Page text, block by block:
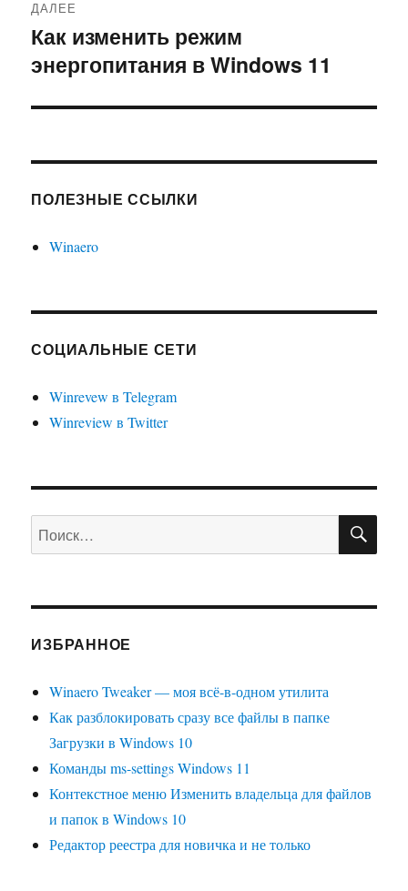
ДАЛЕЕ
Следующая
запись:
Как изменить режим
энергопитания в Windows 11
ПОЛЕЗНЫЕ ССЫЛКИ
Winaero
СОЦИАЛЬНЫЕ СЕТИ
Winrevew в Telegram
Winreview в Twitter
Искать:
ИЗБРАННОЕ
Winaero Tweaker — моя всё-в-одном утилита
Как разблокировать сразу все файлы в папке
Загрузки в Windows 10
Команды ms-settings Windows 11
Контекстное меню Изменить владельца для файлов
и папок в Windows 10
Редактор реестра для новичка и не только